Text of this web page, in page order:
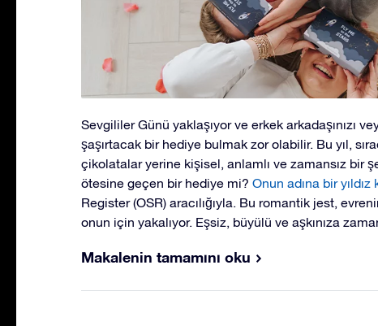
Sevgililer Günü yaklaşıyor ve erkek arkadaşınızı
şaşırtacak bir hediye bulmak zor olabilir. Bu yıl,
çikolatalar yerine kişisel, anlamlı ve zamansız bir
ötesine geçen bir hediye mi? Onun adına bir yıldız
Register (OSR) aracılığıyla. Bu romantik jest,
onun için yakalıyor. Eşsiz, büyülü ve aşkınıza
Makalenin tamamını oku